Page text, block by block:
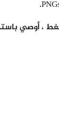
، أوصي